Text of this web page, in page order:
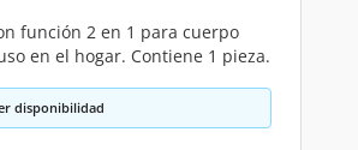
función 2 en 1 para cuerpo
en el hogar. Contiene 1 pieza.
disponibilidad